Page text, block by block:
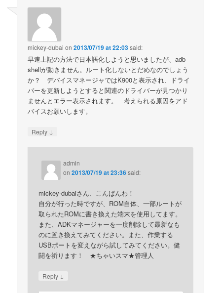
mickey-dubai on2013/07/19 at 22:03said:
早速上記の方法で日本語化しようと思いましたが、adb
shellが動きません。ルート化しないとだめなのでしょう
か？ デバイスマネージャではK900と表示され、ドライ
バーを更新しようとすると関連のドライバーが見つかり
ませんとエラー表示されます。 考えられる原因をアド
バイスお願いします。
Reply ↓
admin
on2013/07/19 at 23:36said:
mickey-dubaiさん、こんばんわ！
自分が行った時ですが、ROM自体、一部ルートが
取られたROMに書き換えた端末を使用してます。
また、ADKマネージャーを一度削除して最新なも
のに置き換えてみてください。また、作業する
USBポートを変えながら試してみてください。健
闘を祈ります！ ★ちゃいスマ★管理人
Reply ↓